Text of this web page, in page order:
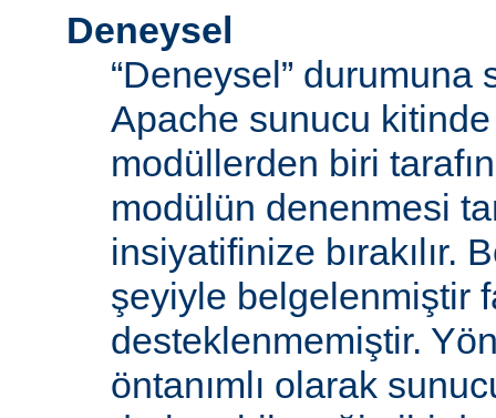
Deneysel
“Deneysel” durumuna
Apache sunucu
modüllerden biri
modülün denenmesi
insiyatifinize bırakılır.
şeyiyle belgelenmiştir
desteklenmemiştir.
öntanımlı olarak